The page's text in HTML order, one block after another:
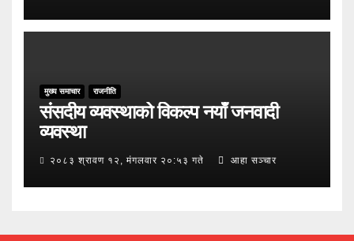
मुख्य समाचार राजनीति
संसदीय व्यवस्थाको विकल्प नयाँ जनवादी
व्यवस्था
२०८३ श्रावण १२, मंगलवार २०:५३ गते आहा सञ्चार